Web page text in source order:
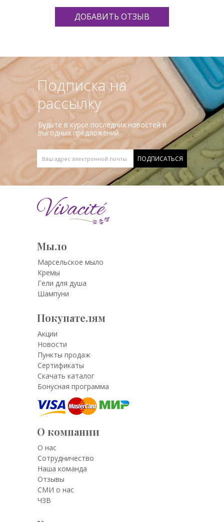
ДОБАВИТЬ ОТЗЫВ
Подписка на
рассылку
Будьте в курсе последних новостей и
выгодных предложений
Мыло
Марсельское мыло
Кремы
Гели для душа
Шампуни
Покупателям
Акции
Новости
Пункты продаж
Сертификаты
Скачать каталог
Бонусная программа
О компании
О нас
Сотрудничество
Наша команда
Отзывы
СМИ о нас
ЧЗВ